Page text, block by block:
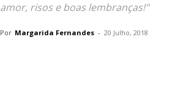
amor, risos e boas lembranças!"
Por Margarida Fernandes - 20 Julho, 2018